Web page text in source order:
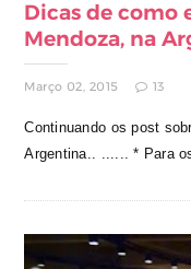
Dicas de como
Mendoza, na
Março 02, 2015 13
Continuando os post
Argentina.. ...... * Para